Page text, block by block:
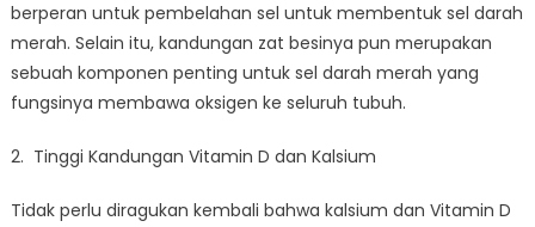
berperan untuk pembelahan sel untuk membentuk sel darah
merah. Selain itu, kandungan zat besinya pun merupakan
sebuah komponen penting untuk sel darah merah yang
fungsinya membawa oksigen ke seluruh tubuh.
2. Tinggi Kandungan Vitamin D dan Kalsium
Tidak perlu diragukan kembali bahwa kalsium dan Vitamin D